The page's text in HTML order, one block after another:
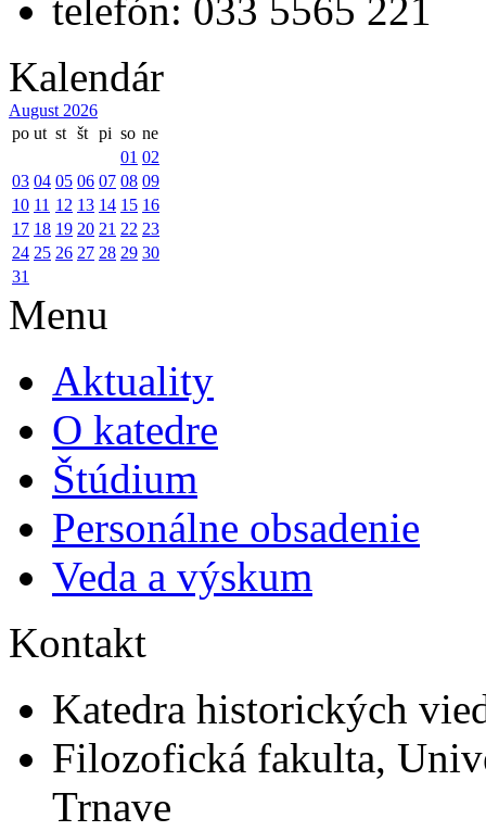
telefón: 033 5565 221
Kalendár
August 2026
po ut st št pi so ne
01 02
03 04 05 06 07 08 09
10 11 12 13 14 15 16
17 18 19 20 21 22 23
24 25 26 27 28 29 30
31
Menu
Aktuality
O katedre
Štúdium
Personálne obsadenie
Veda a výskum
Kontakt
Katedra historických
Filozofická fakulta,
Trnave